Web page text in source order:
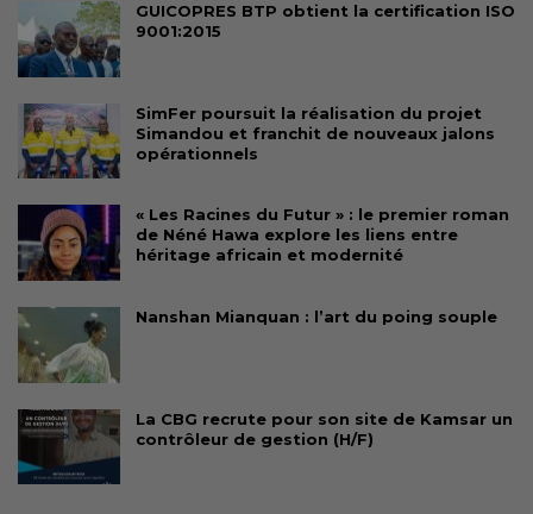
GUICOPRES BTP obtient la certification ISO
9001:2015
SimFer poursuit la réalisation du projet
Simandou et franchit de nouveaux jalons
opérationnels
« Les Racines du Futur » : le premier roman
de Néné Hawa explore les liens entre
héritage africain et modernité
Nanshan Mianquan : l’art du poing souple
La CBG recrute pour son site de Kamsar un
contrôleur de gestion (H/F)